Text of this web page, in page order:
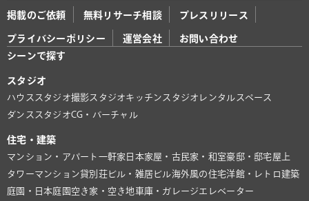
掲載のご依頼 無料リサーチ相談 プレスリリース
プライバシーポリシー 運営会社
お問い合わせ
シーンで探す
スタジオ
ハウススタジオ撮影スタジオキッチンスタジオ レンタルスペース
ダンススタジオCG・バーチャル
住宅・建築
マンション・アパート 一軒家 日本家屋・古民家・和室豪邸・邸宅屋上
タワーマンション貸別荘ビル・雑居ビル海外風の住宅洋館・レトロ建築
庭園・日本庭園 空き家・空き地 車庫・ガレージ エレベーター